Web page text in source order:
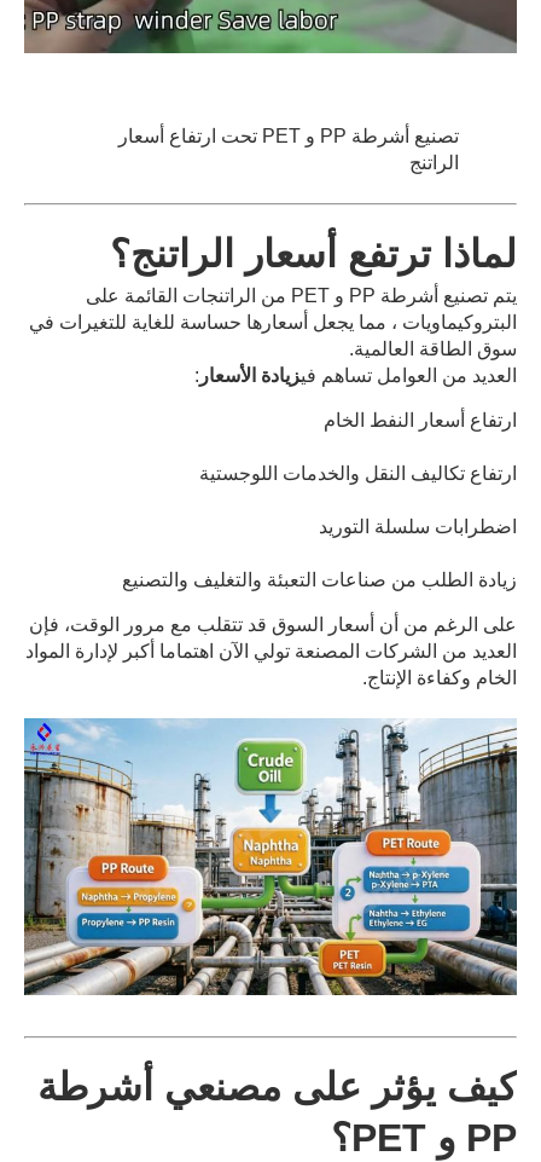
تصنيع أشرطة PP و PET تحت ارتفاع أسعار
الراتنج
لماذا ترتفع أسعار الراتنج؟
يتم تصنيع أشرطة PP و PET من الراتنجات القائمة على
البتروكيماويات ، مما يجعل أسعارها حساسة للغاية للتغيرات في
سوق الطاقة العالمية.
العديد من العوامل تساهم فيزيادة الأسعار :
ارتفاع أسعار النفط الخام
ارتفاع تكاليف النقل والخدمات اللوجستية
اضطرابات سلسلة التوريد
زيادة الطلب من صناعات التعبئة والتغليف والتصنيع
على الرغم من أن أسعار السوق قد تتقلب مع مرور الوقت، فإن
العديد من الشركات المصنعة تولي الآن اهتماما أكبر لإدارة المواد
الخام وكفاءة الإنتاج.
كيف يؤثر على مصنعي أشرطة
PP و PET؟